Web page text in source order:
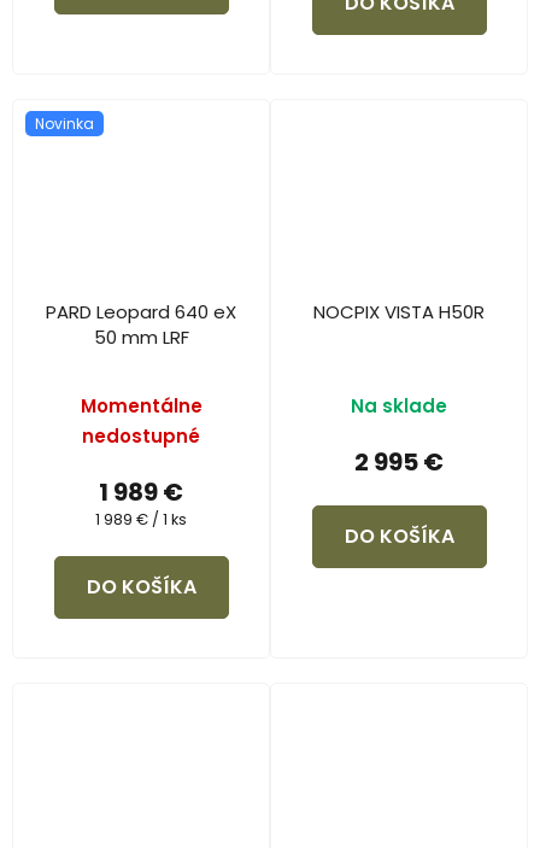
Novinka
PARD Leopard 640 eX
50 mm LRF
Momentálne
nedostupné
1 989 €
Jednotková
1 989 € / 1 ks
DO KOŠÍKA
NOCPIX VISTA H50R
Na sklade
2 995 €
DO KOŠÍKA